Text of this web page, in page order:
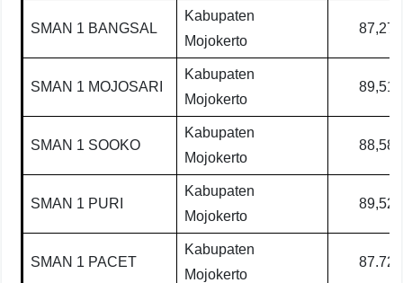
SMAN 1 BANGSAL
Kabupaten
Mojokerto
87,27
SMAN 1 MOJOSARI
Kabupaten
Mojokerto
89,51
SMAN 1 SOOKO
Kabupaten
Mojokerto
88,58
SMAN 1 PURI
Kabupaten
Mojokerto
89,52
SMAN 1 PACET
Kabupaten
Mojokerto
87.72